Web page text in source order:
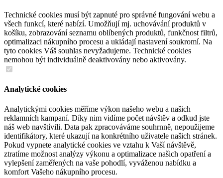
Technické cookies musí být zapnuté pro správné fungování webu a
všech funkcí, které nabízí. Umožňují mj. uchovávání produktů v
košíku, zobrazování seznamu oblíbených produktů, funkčnost filtrů,
optimalizaci nákupního procesu a ukládají nastavení soukromí. Na
tyto cookies Váš souhlas nevyžadujeme. Technické cookies
nemohou být individuálně deaktivovány nebo aktivovány.
Analytické cookies
Analytickými cookies měříme výkon našeho webu a našich
reklamních kampaní. Díky nim vidíme počet návštěv a odkud jste
náš web navštívili. Data pak zpracováváme souhrnně, nepoužijeme
identifikátory, které ukazují na konkrétního uživatele našich stránek.
Pokud vypnete analytické cookies ve vztahu k Vaší návštěvě,
ztratíme možnost analýzy výkonu a optimalizace našich opatření a
vylepšení zaměřených na vaše pohodlí, vyváženou nabídku a
komfort Vašeho nákupního procesu.